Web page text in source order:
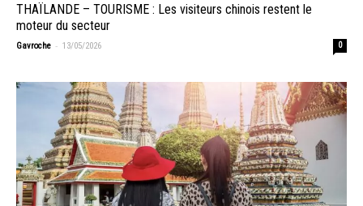
THAÏLANDE – TOURISME : Les visiteurs chinois restent le
moteur du secteur
Gavroche - 13/05/2026 0